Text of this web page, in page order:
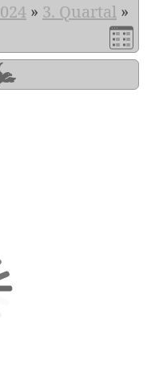
» 3. Quartal »